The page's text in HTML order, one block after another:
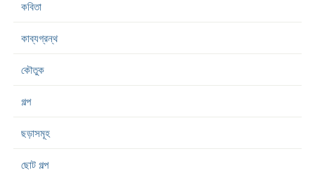
কবিতা
কাব্যগ্রন্থ
কৌতুক
গল্প
ছড়াসমূহ
ছোট গল্প